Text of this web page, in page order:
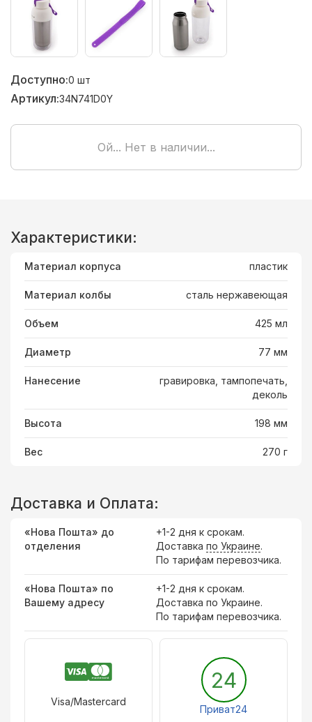
Доступно:0 шт
Артикул:34N741D0Y
Ой... Нет в наличии...
Характеристики:
Материал корпуса пластик
Материал колбы сталь нержавеющая
Объем 425 мл
Диаметр 77 мм
Нанесение
гравировка, тампопечать,
деколь
Высота 198 мм
Вес 270 г
Доставка и Оплата:
«Нова Пошта» до
отделения
+1-2 дня к срокам.
Доставка по Украине.
По тарифам перевозчика.
«Нова Пошта» по
Вашему адресу
+1-2 дня к срокам.
Доставка по Украине.
По тарифам перевозчика.
Visa/Mastercard
24
Приват24